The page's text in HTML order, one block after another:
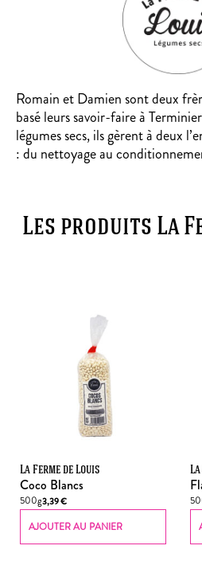
Romain et Damien sont deux
basé leurs savoir-faire à
légumes secs, ils gèrent à deux
: du nettoyage au
Les produits La
La Ferme de Louis
Coco Blancs
500g3,39€
AJOUTER AU PANIER